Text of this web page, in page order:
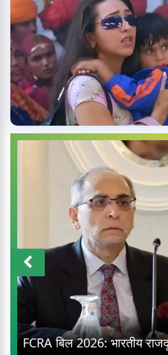
FCRA बिल 2026: भारतीय